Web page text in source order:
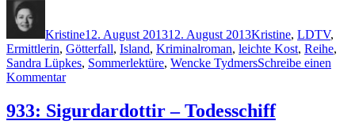
Kristine12. August 201312. August 2013Kristine, LDTV,
Ermittlerin, Götterfall, Island, Kriminalroman, leichte Kost, Reihe,
Sandra Lüpkes, Sommerlektüre, Wencke TydmersSchreibe einen
Kommentarzu
Sandra
Lüpkes
933: Sigurdardottir – Todesschiff